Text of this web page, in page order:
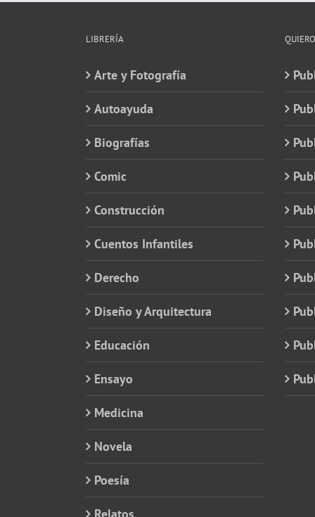
LIBRERÍA
Arte y Fotografía
Autoayuda
Biografías
Comic
Construcción
Cuentos Infantiles
Derecho
Diseño y Arquitectura
Educación
Ensayo
Medicina
Novela
Poesía